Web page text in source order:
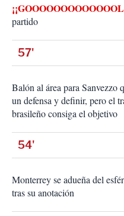
partido
57'
Balón al área para Sanvezzo
un defensa y definir, pero el
brasileño consiga el objetivo
54'
Monterrey se adueña del
tras su anotación